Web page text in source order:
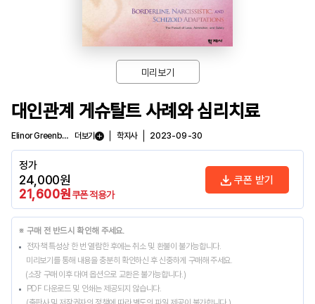
미리보기
대인관계 게슈탈트 사례와 심리치료
Elinor Greenberg, 윤인, 류경숙, 원용희 더보기 학지사 2023-09-30
정가
24,000원
21,600원쿠폰 적용가
쿠폰 받기
※ 구매 전 반드시 확인해 주세요.
전자책 특성상 한 번 열람한 후에는 취소 및 환불이 불가능합니다.
미리보기를 통해 내용을 충분히 확인하신 후 신중하게 구매해 주세요.
(소장 구매 이후 대여 옵션으로 교환은 불가능합니다.)
PDF 다운로드 및 인쇄는 제공되지 않습니다.